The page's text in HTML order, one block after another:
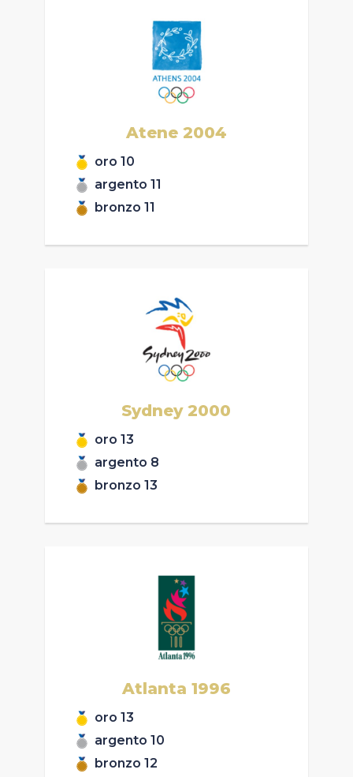
Atene 2004
oro 10
argento 11
bronzo 11
Sydney 2000
oro 13
argento 8
bronzo 13
Atlanta 1996
oro 13
argento 10
bronzo 12